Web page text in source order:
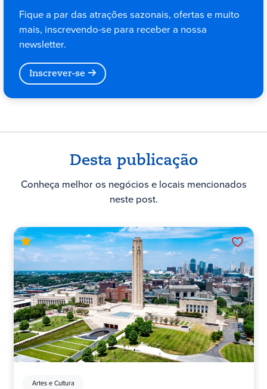
Fique a par das atrações sazonais, ofertas e muito
mais, inscrevendo-se para receber a nossa
newsletter.
Inscrever-se
Desta publicação
Conheça melhor os negócios e locais mencionados
neste post.
Artes e Cultura